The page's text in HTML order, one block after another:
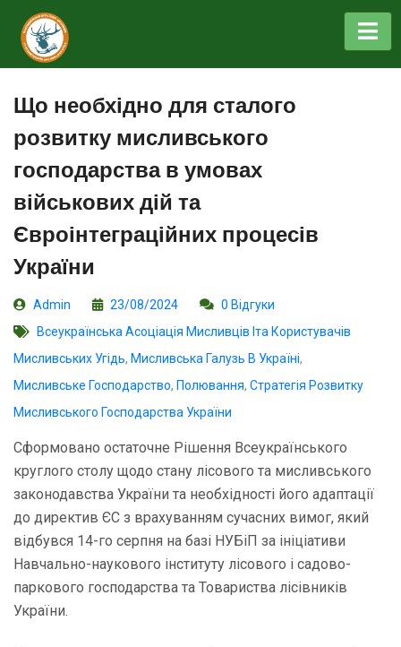
Що необхідно для сталого
розвитку мисливського
господарства в умовах
військових дій та
Євроінтеграційних процесів
України
Admin 23/08/2024
0 Відгуки
Всеукраїнська Асоціація Мисливців Іта Користувачів
Мисливських Угідь, Мисливська Галузь В Україні,
Мисливське Господарство, Полювання, Стратегія Розвитку
Мисливського Господарства України
Сформовано остаточне Рішення Всеукраїнського
круглого столу щодо cтану лісового та мисливського
законодавства України та необхідності його адаптації
до директив ЄС з врахуванням сучасних вимог, який
відбувся 14-го серпня на базі НУБіП за ініціативи
Навчально-наукового інституту лісового і садово-
паркового господарства та Товариства лісівників
України.